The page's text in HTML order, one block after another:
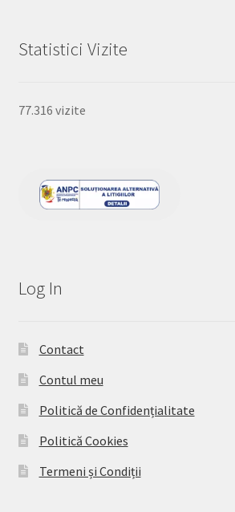
Statistici Vizite
77.316 vizite
Log In
Contact
Contul meu
Politică de Confidențialitate
Politică Cookies
Termeni și Condiții